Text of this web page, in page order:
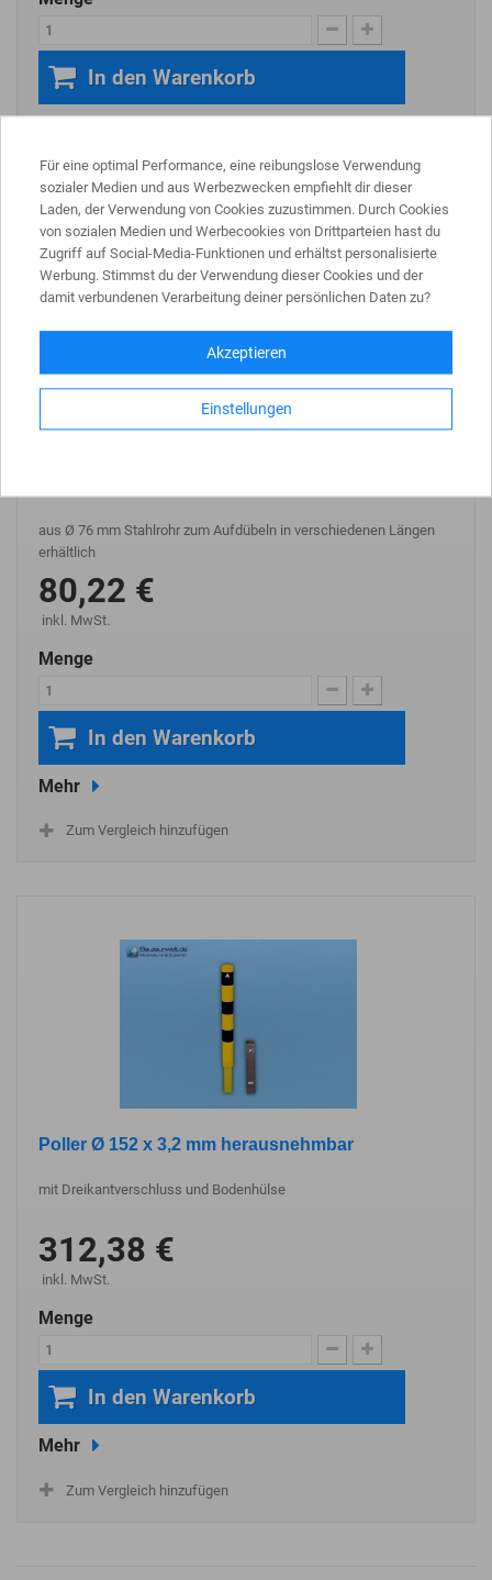
In den Warenkorb
Zum Vergleich hinzufügen
aus Ø 76 mm Stahlrohr zum Aufdübeln in verschiedenen Längen
erhältlich
80,22 €
inkl. MwSt.
Menge
In den Warenkorb
Mehr
Zum Vergleich hinzufügen
Poller Ø 152 x 3,2 mm herausnehmbar
mit Dreikantverschluss und Bodenhülse
312,38 €
inkl. MwSt.
Menge
In den Warenkorb
Mehr
Zum Vergleich hinzufügen
Für eine optimal Performance, eine reibungslose Verwendung
sozialer Medien und aus Werbezwecken empfiehlt dir dieser
Laden, der Verwendung von Cookies zuzustimmen. Durch Cookies
von sozialen Medien und Werbecookies von Drittparteien hast du
Zugriff auf Social-Media-Funktionen und erhältst personalisierte
Werbung. Stimmst du der Verwendung dieser Cookies und der
damit verbundenen Verarbeitung deiner persönlichen Daten zu?
Akzeptieren
Einstellungen